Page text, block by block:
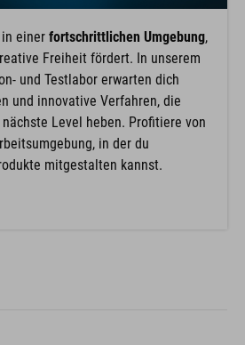
einer fortschrittlichen Umgebung,
Freiheit fördert. In unserem
und Testlabor erwarten dich
und innovative Verfahren, die
Level heben. Profitiere von
in der du
mitgestalten kannst.